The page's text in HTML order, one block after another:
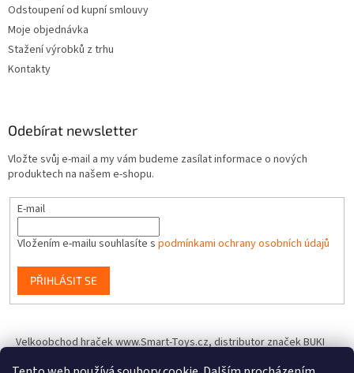
Odstoupení od kupní smlouvy
Moje objednávka
Stažení výrobků z trhu
Kontakty
Odebírat newsletter
Vložte svůj e-mail a my vám budeme zasílat informace o nových
produktech na našem e-shopu.
E-mail
Vložením e-mailu souhlasíte s podmínkami ochrany osobních údajů
PŘIHLÁSIT SE
Velkoobchod hraček www.Smart-Toys.cz, distributor značek BUKI